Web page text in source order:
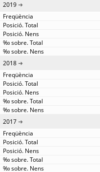
2019
2018
2017